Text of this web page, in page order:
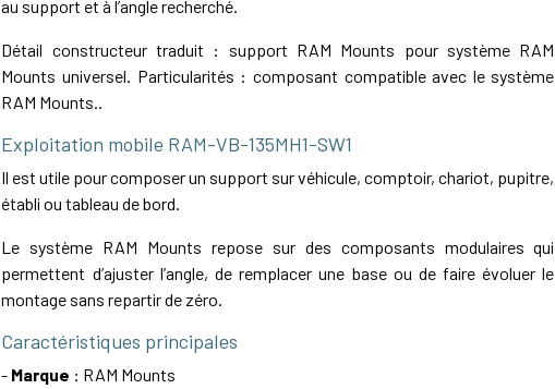
au support et à l’angle recherché.
Détail constructeur traduit : support RAM Mounts pour système RAM
Mounts universel. Particularités : composant compatible avec le système
RAM Mounts..
Exploitation mobile RAM-VB-135MH1-SW1
Il est utile pour composer un support sur véhicule, comptoir, chariot, pupitre,
établi ou tableau de bord.
Le système RAM Mounts repose sur des composants modulaires qui
permettent d’ajuster l’angle, de remplacer une base ou de faire évoluer le
montage sans repartir de zéro.
Caractéristiques principales
- Marque : RAM Mounts